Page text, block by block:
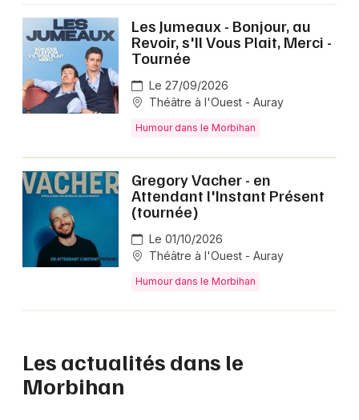
Les Jumeaux - Bonjour, au
Revoir, s'Il Vous Plait, Merci -
Tournée
Le 27/09/2026
Théâtre à l'Ouest - Auray
Humour dans le Morbihan
Gregory Vacher - en
Attendant l'Instant Présent
(tournée)
Le 01/10/2026
Théâtre à l'Ouest - Auray
Humour dans le Morbihan
Les actualités dans le
Morbihan